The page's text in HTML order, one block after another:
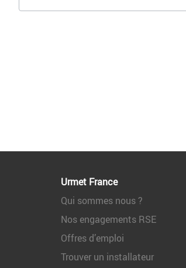
Urmet France
Qui sommes nous ?
Nos engagements RSE
Offres d’emploi
Trouver un installateur